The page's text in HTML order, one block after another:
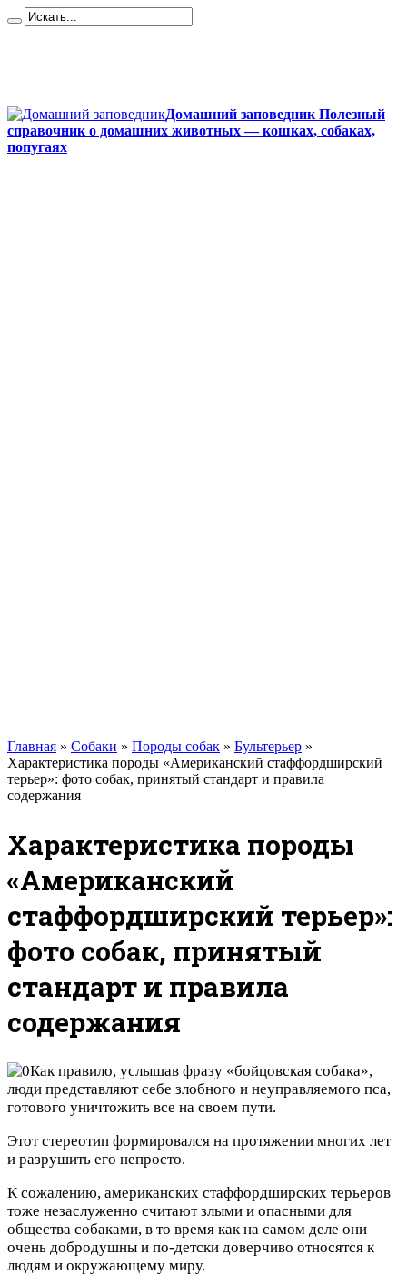
Домашний заповедник Полезный
справочник о домашних животных — кошках, собаках,
попугаях
Главная » Собаки » Породы собак » Бультерьер »
Характеристика породы «Американский стаффордширский
терьер»: фото собак, принятый стандарт и правила
содержания
Характеристика породы
«Американский
стаффордширский терьер»:
фото собак, принятый
стандарт и правила
содержания
Как правило, услышав фразу «бойцовская собака»,
люди представляют себе злобного и неуправляемого пса,
готового уничтожить все на своем пути.
Этот стереотип формировался на протяжении многих лет
и разрушить его непросто.
К сожалению, американских стаффордширских терьеров
тоже незаслуженно считают злыми и опасными для
общества собаками, в то время как на самом деле они
очень добродушны и по-детски доверчиво относятся к
людям и окружающему миру.